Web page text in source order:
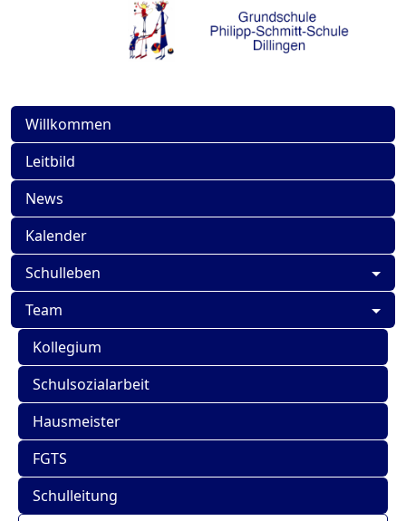
Willkommen
Leitbild
News
Kalender
Schulleben
Team
Kollegium
Schulsozialarbeit
Hausmeister
FGTS
Schulleitung